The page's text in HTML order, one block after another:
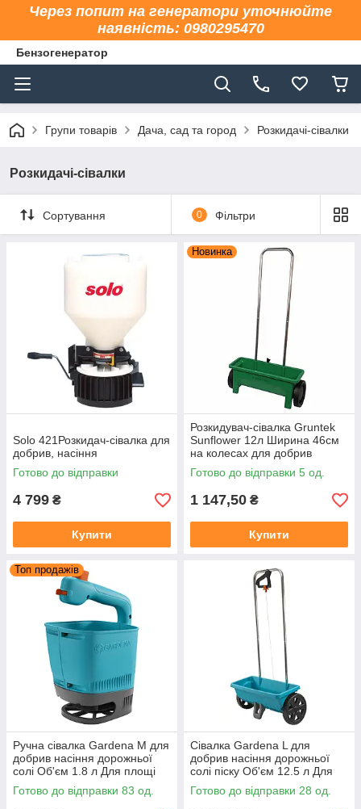
Через попит на генератори уточнюйте
наявність: 0980295470
Бензогенератор
Групи товарів Дача, сад та город Розкидачі-сівалки
Розкидачі-сівалки
Сортування 0 Фільтри
Solo 421Розкидач-сівалка для
добрив, насіння
Готово до відправки
4 799 ₴
Купити
Новинка
Розкидувач-сівалка Gruntek
Sunflower 12л Ширина 46см
на колесах для добрив
насіння солі
Готово до відправки 5 од.
1 147,50 ₴
Купити
Топ продажів
Ручна сівалка Gardena M для
добрив насіння дорожньої
солі Об'єм 1.8 л Для площі
100 кв.м.(431)
Готово до відправки 83 од.
Сівалка Gardena L для
добрив насіння дорожньої
солі піску Об'єм 12.5 л Для
площі 400 кв.м.(00432-
20.000.00)
Готово до відправки 28 од.